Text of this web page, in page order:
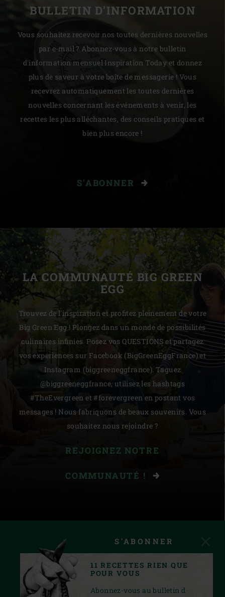
BULLETIN D'INFORMATION
Vous souhaitez recevoir nos toutes dernières nouvelles
par e-mail ? Abonnez-vous à notre bulletin
d'information mensuel Inspiration Today et donnez
plus de saveur à votre boîte de messagerie ! Vous
recevrez automatiquement les toutes dernières
nouvelles concernant les événements à venir, les
recettes les plus alléchantes, des conseils pratiques et
bien plus encore !
S'ABONNER
LA COMMUNAUTÉ BIG GREEN
EGG
Trouvez de l'inspiration et profitez pleinement de votre
Big Green Egg ! Plongez dans un monde de possibilités
culinaires infinies. Posez vos QUESTIONS et partagez
vos expériences sur Facebook (BigGreenEggFrance) et
Instagram (biggreeneggfrance). Taguez
@biggreeneggfrance, utilisez les hashtags
#TheEvergreen et #forevergreen en postant vos
messages ! Nous fabriquons de beaux souvenirs. Vous
souhaitez nous rejoindre ?
REJOIGNEZ NOTRE
COMMUNAUTÉ !
S'ABONNER
11 RECETTES RIEN QUE
POUR VOUS
Abonnez-vous au bulletin d